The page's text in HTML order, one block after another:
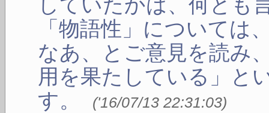
「物語性」については
なあ、とご意見を読み
用を果たしている」と
す。
('16/07/13 22:31:03)